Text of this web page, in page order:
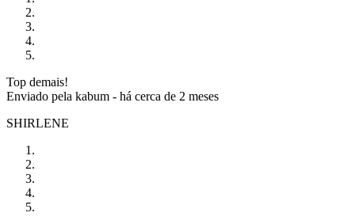
Top demais!
Enviado pela kabum - há cerca de 2 meses
SHIRLENE